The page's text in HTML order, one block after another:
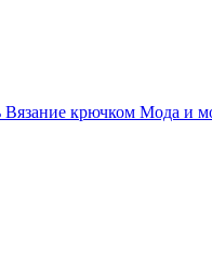
крючком Мода и